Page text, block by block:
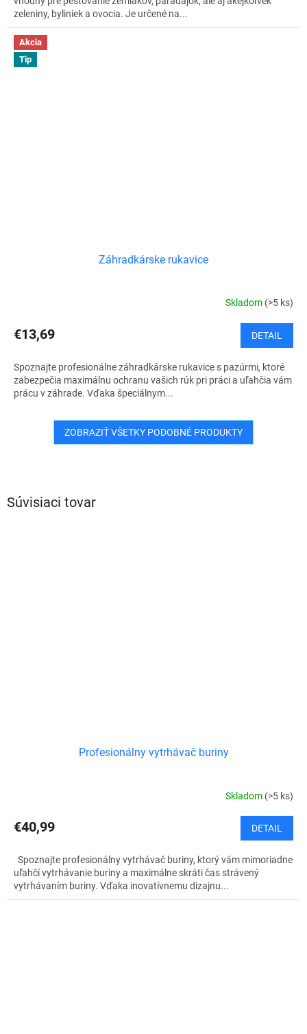
Súvisiaci tovar
Profesionálny vytrhávač buriny
Skladom (>5 ks)
€40,99 DETAIL
Spoznajte profesionálny vytrhávač buriny, ktorý vám mimoriadne
uľahčí vytrhávanie buriny a maximálne skráti čas strávený
vytrhávaním buriny. Vďaka inovatívnemu dizajnu...
zeleniny, byliniek a ovocia. Je určené na...
Akcia
Tip
Záhradkárske rukavice
Skladom (>5 ks)
€13,69 DETAIL
Spoznajte profesionálne záhradkárske rukavice s pazúrmi, ktoré
zabezpečia maximálnu ochranu vašich rúk pri práci a uľahčia vám
prácu v záhrade. Vďaka špeciálnym...
ZOBRAZIŤ VŠETKY PODOBNÉ PRODUKTY